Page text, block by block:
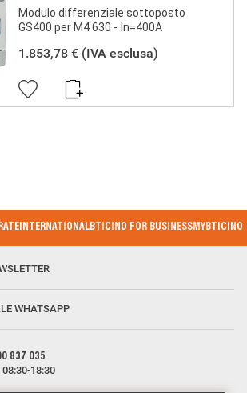
Modulo differenziale sottoposto
GS400 per M4 630 - In=400A
1.853,78 € (IVA esclusa)
INTERNATIONALBTICINO FOR BUSINESSMYBTICINO
WHATSAPP
837 035
18:30